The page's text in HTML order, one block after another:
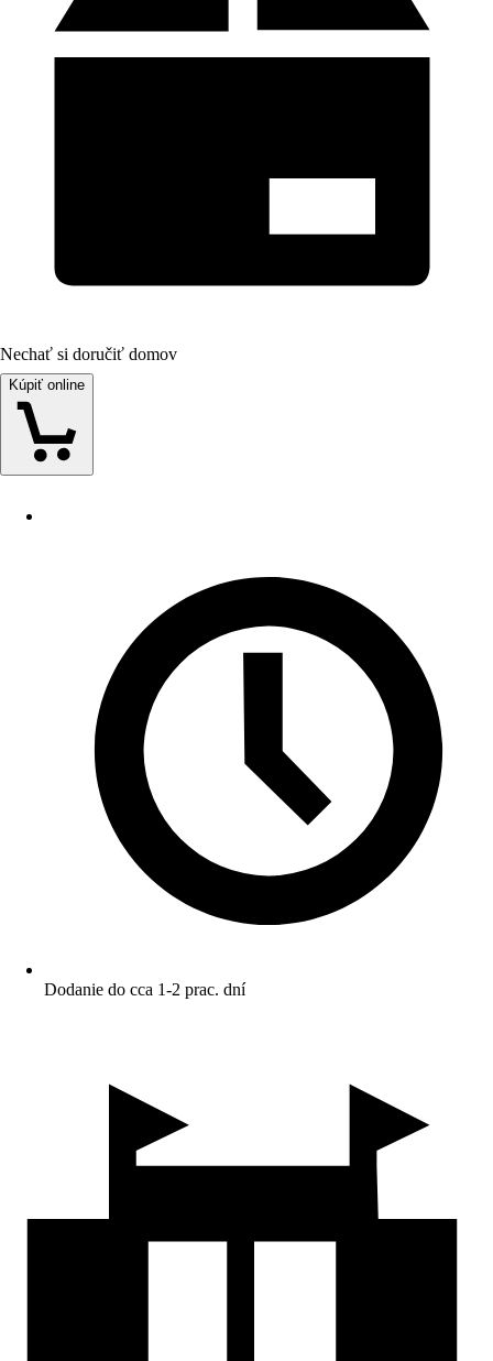
Nechať si doručiť domov
Kúpiť online
Dodanie do cca 1-2 prac. dní